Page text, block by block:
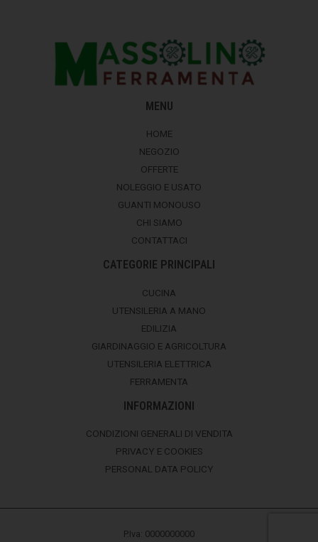
MENU
HOME
NEGOZIO
OFFERTE
NOLEGGIO E USATO
GUANTI MONOUSO
CHI SIAMO
CONTATTACI
CATEGORIE PRINCIPALI
CUCINA
UTENSILERIA A MANO
EDILIZIA
GIARDINAGGIO E AGRICOLTURA
UTENSILERIA ELETTRICA
FERRAMENTA
INFORMAZIONI
CONDIZIONI GENERALI DI VENDITA
PRIVACY E COOKIES
PERSONAL DATA POLICY
P.Iva: 0000000000